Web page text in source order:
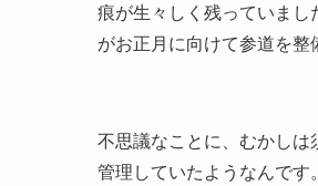
痕が生々しく残っていまし
がお正月に向けて参道を整
不思議なことに、むかし
管理していたようなんです